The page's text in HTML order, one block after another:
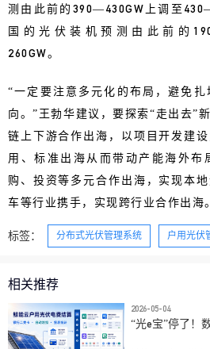
测由此前的390—430GW上调至
国的光伏装机预测由此前的
260GW。
“一定要注意多元化的布局，避免
向。”王勃华建议，要探索“走出去”
链上下游合作出海，以项目开发建
用、标准出海从而带动产能海外布
购、投资等多元合作出海，实现本
车等行业携手，实现跨行业合作出海。
标签： 分布式光伏管理系统 户用光伏
相关推荐
2026-05-04
“光e宝”停了！